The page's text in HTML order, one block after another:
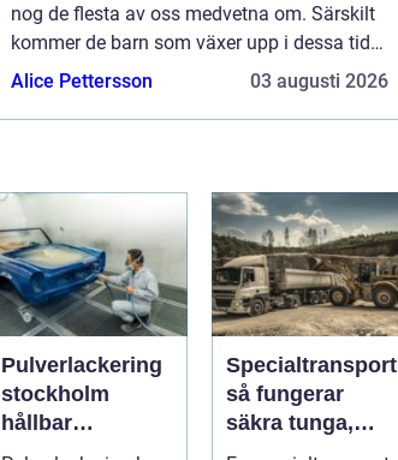
nog de flesta av oss medvetna om. Särskilt
kommer de barn som växer upp i dessa tider,
då man just nu inte får krama sina mor- och
Alice Pettersson 03 augusti 2026
Pulverlackering
stockholm
hållbar
ytbehandling för
Specialtransport
så fungerar
säkra tunga,
höga och breda